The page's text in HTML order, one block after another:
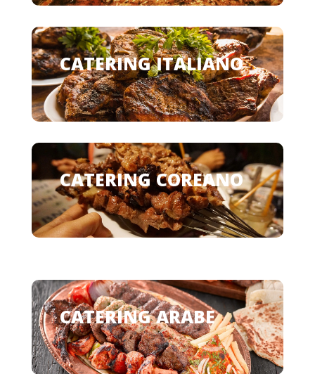
CATERING ITALIANO
CATERING COREANO
CATERING ARABE